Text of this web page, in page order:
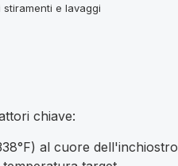
e lavaggi
chiave:
al cuore dell'inchiostro